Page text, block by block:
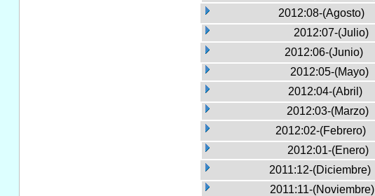
2012:08-(Agosto)
2012:07-(Julio)
2012:06-(Junio)
2012:05-(Mayo)
2012:04-(Abril)
2012:03-(Marzo)
2012:02-(Febrero)
2012:01-(Enero)
2011:12-(Diciembre)
2011:11-(Noviembre)